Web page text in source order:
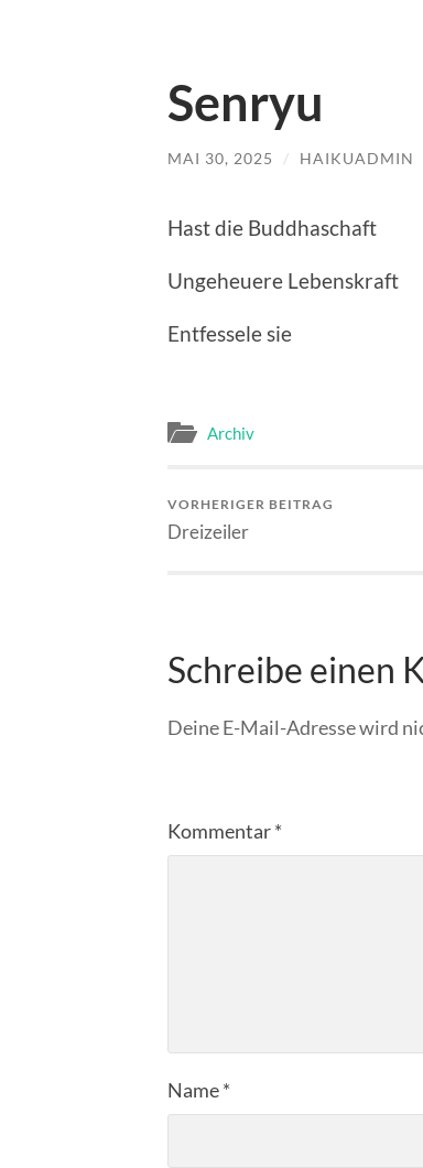
Senryu
MAI 30, 2025 / HAIKUADMIN
Hast die Buddhaschaft
Ungeheuere Lebenskraft
Entfessele sie
Archiv
VORHERIGER BEITRAG
Dreizeiler
Schreibe einen
Deine E-Mail-Adresse wird
Kommentar*
Name*